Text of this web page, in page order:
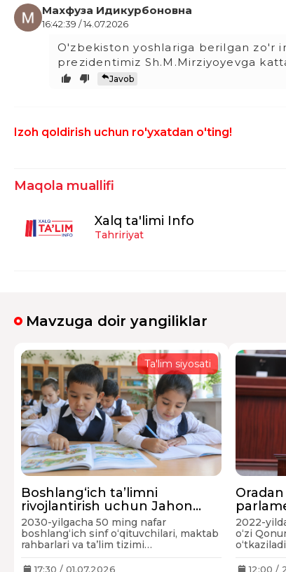
Махфуза Идикурбоновна
16:42:39 / 14.07.2026
O'zbekiston yoshlariga berilgan zo'r
prezidentimiz Sh.M.Mirziyoyevga
Javob
Izoh qoldirish uchun ro'yxatdan o'ting!
Maqola muallifi
Xalq ta'limi Info
Tahririyat
Mavzuga doir yangiliklar
Ta'lim siyosati
Boshlang‘ich ta’limni
rivojlantirish uchun Jahon
banki 100 mln dollar ajratadi
2030-yilgacha 50 ming nafar
boshlang‘ich sinf o‘qituvchilari, maktab
rahbarlari va ta’lim tizimi
boshqaruv salohiyati oshiriladi. Yangi
17:30 / 01.07.2026
Oradan
2022-
o‘zi
ishtirok
12:00 /